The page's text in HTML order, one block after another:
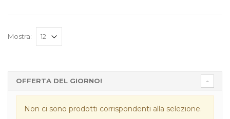
Mostra:
OFFERTA DEL GIORNO!
Non ci sono prodotti corrispondenti alla selezione.